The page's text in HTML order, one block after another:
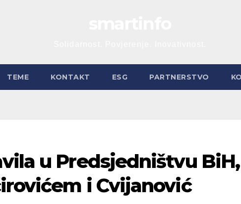
TEME KONTAKT ESG PARTNERSTVO
u Predsjedništvu BiH,
i Cvijanović